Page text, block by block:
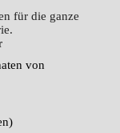
für die ganze
von